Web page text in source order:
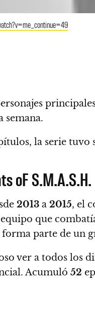
semana.
la serie tuvo
oF S.M.A.S.H.
2013 a 2015, el
que
parte de un
ver a todos los
Acumuló 52